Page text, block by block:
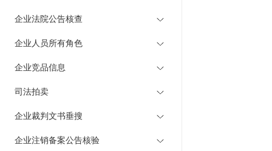
企业法院公告核查
企业人员所有角色
企业竞品信息
司法拍卖
企业裁判文书垂搜
企业注销备案公告核验